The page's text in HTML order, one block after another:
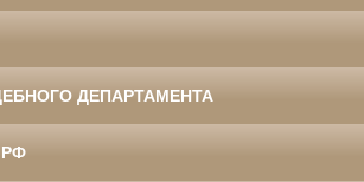
ДЕПАРТАМЕНТА